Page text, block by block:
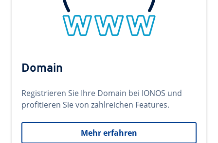
Domain
Registrieren Sie Ihre Domain bei IONOS und
profitieren Sie von zahlreichen Features.
Mehr erfahren